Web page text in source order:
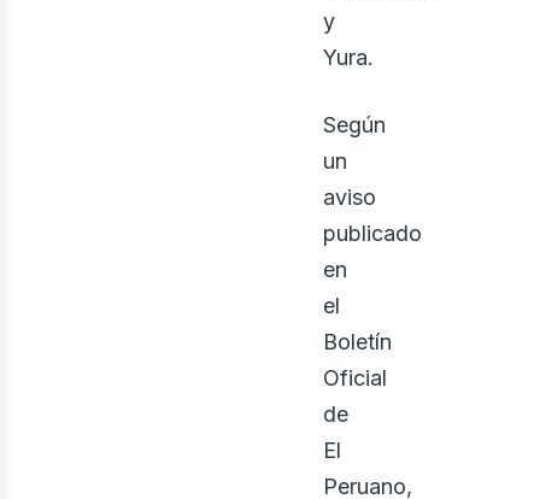
y
Yura.
Según
un
aviso
publicado
en
el
Boletín
Oficial
de
El
Peruano,